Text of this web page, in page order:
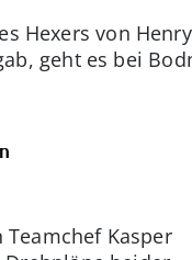
Hexers von
geht es bei
Kasper